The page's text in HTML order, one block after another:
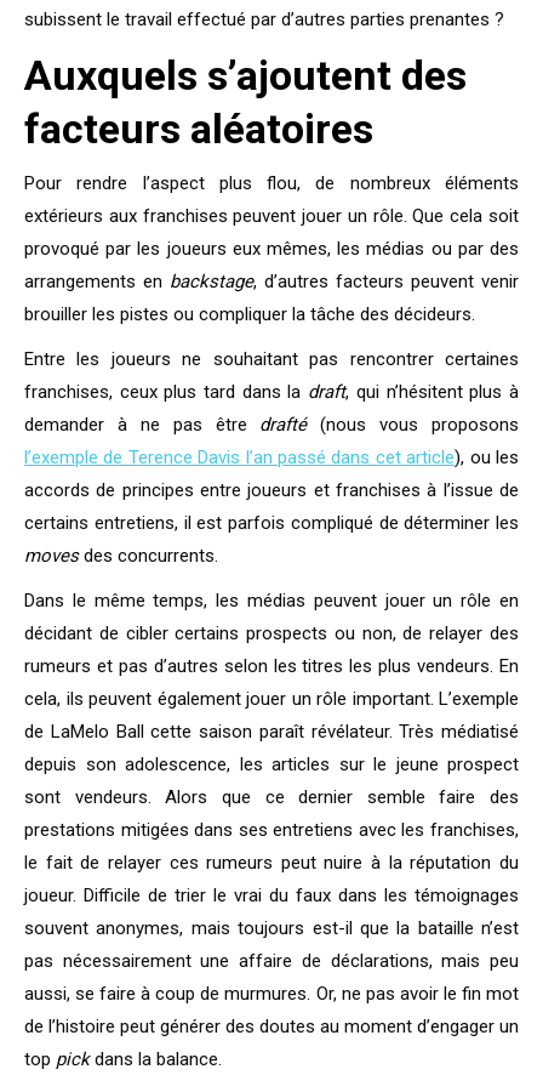
subissent le travail effectué par d’autres parties prenantes ?
Auxquels s’ajoutent des
facteurs aléatoires
Pour rendre l’aspect plus flou, de nombreux éléments
extérieurs aux franchises peuvent jouer un rôle. Que cela soit
provoqué par les joueurs eux mêmes, les médias ou par des
arrangements en backstage, d’autres facteurs peuvent venir
brouiller les pistes ou compliquer la tâche des décideurs.
Entre les joueurs ne souhaitant pas rencontrer certaines
franchises, ceux plus tard dans la draft, qui n’hésitent plus à
demander à ne pas être drafté(nous vous proposons
l’exemple de Terence Davis l’an passé dans cet article), ou les
accords de principes entre joueurs et franchises à l’issue de
certains entretiens, il est parfois compliqué de déterminer les
movesdes concurrents.
Dans le même temps, les médias peuvent jouer un rôle en
décidant de cibler certains prospects ou non, de relayer des
rumeurs et pas d’autres selon les titres les plus vendeurs. En
cela, ils peuvent également jouer un rôle important. L’exemple
de LaMelo Ball cette saison paraît révélateur. Très médiatisé
depuis son adolescence, les articles sur le jeune prospect
sont vendeurs. Alors que ce dernier semble faire des
prestations mitigées dans ses entretiens avec les franchises,
le fait de relayer ces rumeurs peut nuire à la réputation du
joueur. Difficile de trier le vrai du faux dans les témoignages
souvent anonymes, mais toujours est-il que la bataille n’est
pas nécessairement une affaire de déclarations, mais peu
aussi, se faire à coup de murmures. Or, ne pas avoir le fin mot
de l’histoire peut générer des doutes au moment d’engager un
top pickdans la balance.